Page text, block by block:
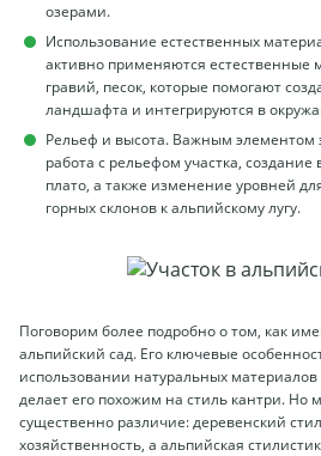
озерами.
Использование естественных
активно применяются естественные
гравий, песок, которые помогают
ландшафта и интегрируются в
Рельеф и высота. Важным элементом
работа с рельефом участка,
плато, а также изменение уровней
горных склонов к альпийскому лугу.
Поговорим более подробно о том, как
альпийский сад. Его ключевые
использовании натуральных материалов
делает его похожим на стиль кантри. Но
существенно различие: деревенский
хозяйственность, а альпийская